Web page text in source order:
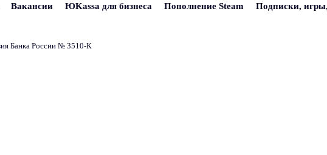
Вакансии ЮKassa для бизнеса Пополнение Steam Подписки,
Банка России № 3510‑К